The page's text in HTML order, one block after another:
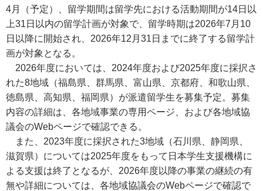
4月（予定）、留学期間は留学先における活動期間が14日以
上31日以内の留学計画が対象で、留学時期は2026年7月10
日以降に開始され、2026年12月31日までに終了する留学計
画が対象となる。
2026年度においては、2024年度および2025年度に採択さ
れた8地域（福島県、群馬県、富山県、京都府、和歌山県、
徳島県、高知県、福岡県）が派遣留学生を募集予定。募集
内容の詳細は、各地域事業の専用ページ、および各地域協
議会のWebページで確認できる。
また、2023年度に採択された3地域（石川県、静岡県、
滋賀県）については2025年度をもって日本学生支援機構に
よる支援は終了となるが、2026年度以降の事業の継続の有
無や詳細については、各地域協議会のWebページで確認で